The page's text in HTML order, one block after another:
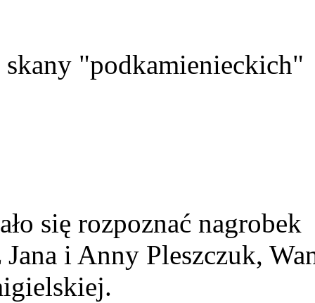
"podkamienieckich"
się rozpoznać nagrobek
i Anny Pleszczuk,